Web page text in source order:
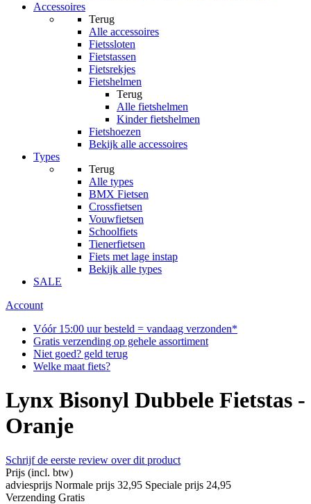
Accessoires
Terug
Alle accessoires
Fietssloten
Fietstassen
Fietsrekjes
Fietshelmen
Terug
Alle fietshelmen
Kinder fietshelmen
Fietshoezen
Bekijk alle accessoires
Types
Terug
Alle types
BMX Fietsen
Crossfietsen
Vouwfietsen
Schoolfiets
Tienerfietsen
Fiets met lage instap
Bekijk alle types
SALE
Account
Vóór 15:00 uur besteld = vandaag verzonden*
Gratis verzending op gehele assortiment
Niet goed? geld terug
Welke maat fiets?
Lynx Bisonyl Dubbele Fietstas -
Oranje
Schrijf de eerste review over dit product
Prijs (incl. btw)
adviesprijs Normale prijs 32,95 Speciale prijs 24,95
Verzending Gratis